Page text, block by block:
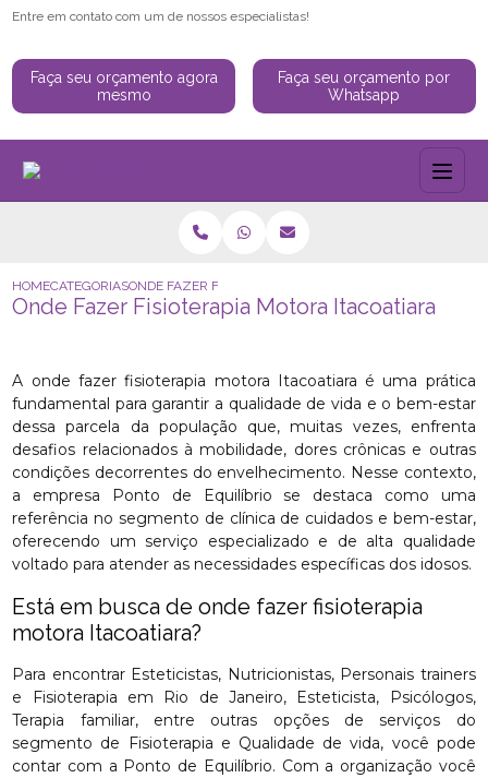
Entre em contato com um de nossos especialistas!
Faça seu orçamento agora
mesmo
Faça seu orçamento por
Whatsapp
HOMECATEGORIASONDE FAZER FISIOTERAPIA MOTORA ITACOATIARA
Onde Fazer Fisioterapia Motora Itacoatiara
A onde fazer fisioterapia motora Itacoatiara é uma prática
fundamental para garantir a qualidade de vida e o bem-estar
dessa parcela da população que, muitas vezes, enfrenta
desafios relacionados à mobilidade, dores crônicas e outras
condições decorrentes do envelhecimento. Nesse contexto,
a empresa Ponto de Equilíbrio se destaca como uma
referência no segmento de clínica de cuidados e bem-estar,
oferecendo um serviço especializado e de alta qualidade
voltado para atender as necessidades específicas dos idosos.
Está em busca de onde fazer fisioterapia
motora Itacoatiara?
Para encontrar Esteticistas, Nutricionistas, Personais trainers
e Fisioterapia em Rio de Janeiro, Esteticista, Psicólogos,
Terapia familiar, entre outras opções de serviços do
segmento de Fisioterapia e Qualidade de vida, você pode
contar com a Ponto de Equilíbrio. Com a organização você